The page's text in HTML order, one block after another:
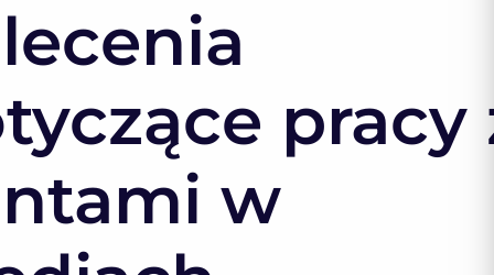
pracy
w